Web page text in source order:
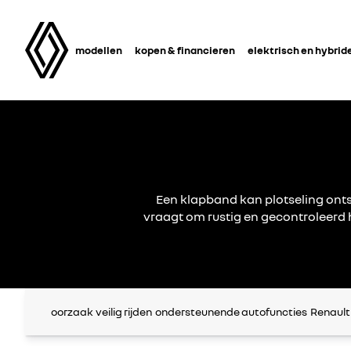
modellen kopen & financieren elektrisch en
Een klapband kan plotseling
vraagt om rustig en gecontroleerd
oorzaak veilig rijden ondersteunende autofuncties